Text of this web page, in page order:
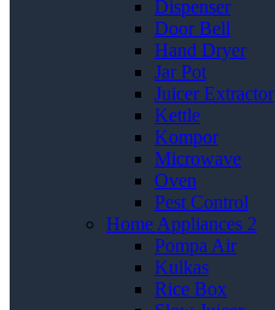
Dispenser
Door Bell
Hand Dryer
Jar Pot
Juicer Extractor
Kettle
Kompor
Microwave
Oven
Pest Control
Home Appliances 2
Pompa Air
Kulkas
Rice Box